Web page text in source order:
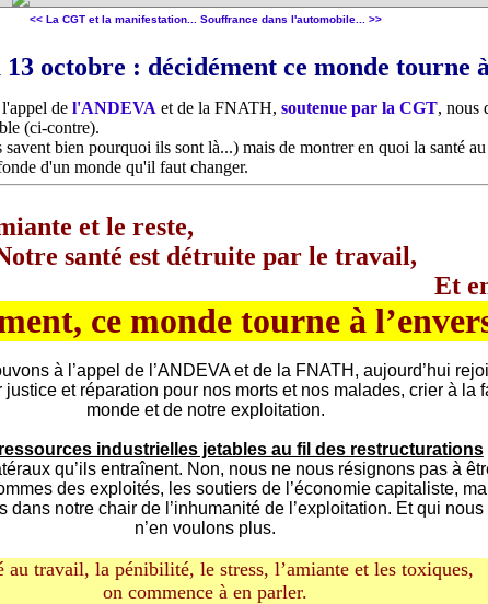
<< La CGT et la manifestation... Souffrance dans l'automobile... >>
octobre : décidément ce monde tourne
de l'ANDEVA et de la FNATH, soutenue par la CGT, nous
(ci-contre).
bien pourquoi ils sont là...) mais de montrer en quoi la santé
d'un monde qu'il faut changer.
et le reste,
santé est détruite par le travail,
Et
ce monde tourne à
à l’appel de l’ANDEVA et de la FNATH, aujourd’hui
et réparation pour nos morts et nos malades, crier à la
monde et de notre exploitation.
industrielles jetables au fil des restructurations
qu’ils entraînent. Non, nous ne nous résignons pas à
des exploités, les soutiers de l’économie capitaliste,
notre chair de l’inhumanité de l’exploitation. Et qui
n’en voulons plus.
au travail, la pénibilité, le stress, l’amiante et les toxiques,
on commence à en parler.